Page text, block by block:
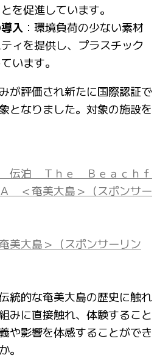
を促進しています。
入 ：環境負荷の少ない素材
ィを提供し、プラスチック
います。
が評価され新たに国際認証で
となりました。対象の施設を
伝泊 Ｔｈｅ Ｂｅａｃｈｆ
＜奄美大島＞（スポンサー
大島＞（スポンサーリン
統的な奄美大島の歴史に触れ
みに直接触れ、体験すること
や影響を体感することができ
。